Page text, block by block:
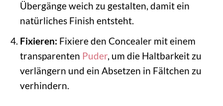
Übergänge weich zu gestalten, damit ein
natürliches Finish entsteht.
Fixieren: Fixiere den Concealer mit einem
transparenten Puder, um die Haltbarkeit zu
verlängern und ein Absetzen in Fältchen zu
verhindern.